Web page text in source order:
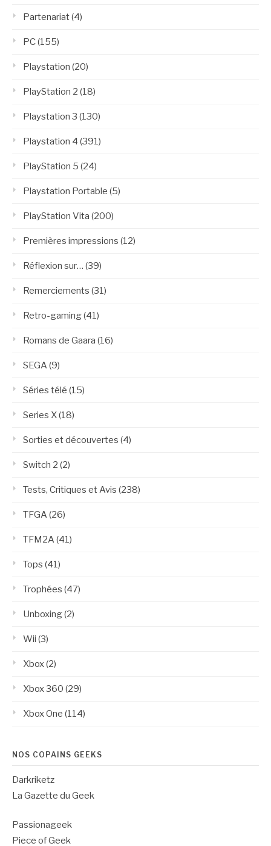
Partenariat(4)
PC(155)
Playstation (20)
PlayStation 2 (18)
Playstation 3 (130)
Playstation 4 (391)
PlayStation 5 (24)
Playstation Portable (5)
PlayStation Vita (200)
Premières impressions (12)
Réflexion sur… (39)
Remerciements (31)
Retro-gaming(41)
Romans de Gaara (16)
SEGA (9)
Séries télé (15)
Series X(18)
Sorties et découvertes (4)
Switch 2 (2)
Tests, Critiques et Avis (238)
TFGA (26)
TFM2A (41)
Tops (41)
Trophées (47)
Unboxing(2)
Wii (3)
Xbox(2)
Xbox 360 (29)
Xbox One (114)
NOS COPAINS GEEKS
Darkriketz
La Gazette du Geek
Passionageek
Piece of Geek